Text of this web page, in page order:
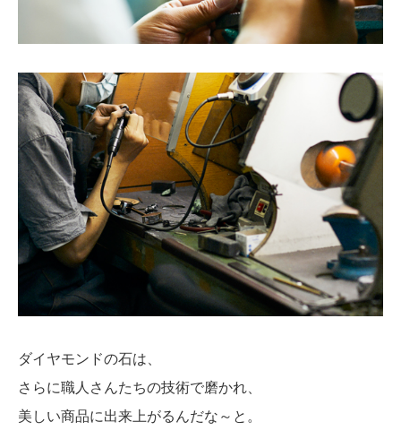
ダイヤモンドの石は、
さらに職人さんたちの技術で磨かれ、
美しい商品に出来上がるんだな～と。